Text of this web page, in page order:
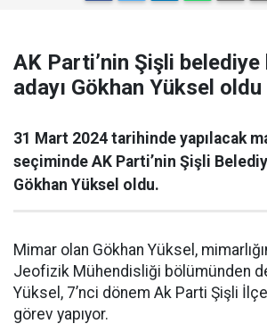
AK Parti’nin Şişli belediye
adayı Gökhan Yüksel oldu
31 Mart 2024 tarihinde yapılacak
seçiminde AK Parti’nin Şişli
Gökhan Yüksel oldu.
Mimar olan Gökhan Yüksel,
Jeofizik Mühendisliği bölümünden
Yüksel, 7’nci dönem Ak Parti Şişli
görev yapıyor.